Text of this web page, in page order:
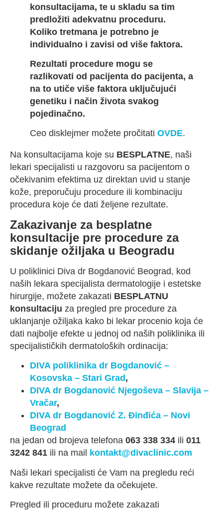
konsultacijama, te u skladu sa tim
predložiti adekvatnu proceduru.
Koliko tretmana je potrebno je
individualno i zavisi od više faktora.
Rezultati procedure mogu se
razlikovati od pacijenta do pacijenta, a
na to utiče više faktora uključujući
genetiku i način života svakog
pojedinačno.
Ceo disklejmer možete pročitati OVDE.
Na konsultacijama koje su BESPLATNE, naši
lekari specijalisti u razgovoru sa pacijentom o
očekivanim efektima uz direktan uvid u stanje
kože, preporučuju procedure ili kombinaciju
procedura koje će dati željene rezultate.
Zakazivanje za besplatne
konsultacije pre procedure za
skidanje ožiljaka u Beogradu
U poliklinici Diva dr Bogdanović Beograd, kod
naših lekara specijalista dermatologije i estetske
hirurgije, možete zakazati BESPLATNU
konsultaciju za pregled pre procedure za
uklanjanje ožiljaka kako bi lekar procenio koja će
dati najbolje efekte u jednoj od naših poliklinika ili
specijalističkih dermatoloških ordinacija:
DIVA poliklinika dr Bogdanović –
Kosovska – Stari Grad ,
DIVA dr Bogdanović Njegoševa – Slavija –
Vračar,
DIVA dr Bogdanović Z. Đinđića – Novi
Beograd
na jedan od brojeva telefona 063 338 334 ili 011
3242 841 ili na mail
kontakt@divaclinic.com
Naši lekari specijalisti će Vam na pregledu reći
kakve rezultate možete da očekujete.
Pregled ili proceduru možete zakazati